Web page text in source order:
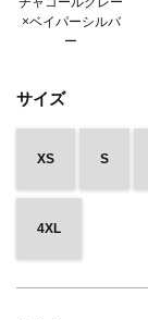
×ベイパーシルバ
ー
サイズ
XS S
4XL